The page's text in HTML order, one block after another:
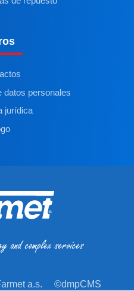
datos personales
jurídica
a.s. ©dmpCMS